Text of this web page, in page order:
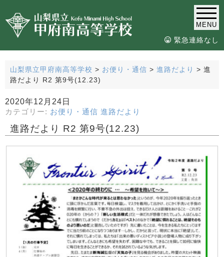
MENU
緊急連絡なし
山梨県立甲府南高等学校 > お便り・通信 > 進路だより > 進
路だより R2 第9号(12.23)
2020年12月24日
カテゴリー: お便り・通信 進路だより
進路だより R2 第9号(12.23)